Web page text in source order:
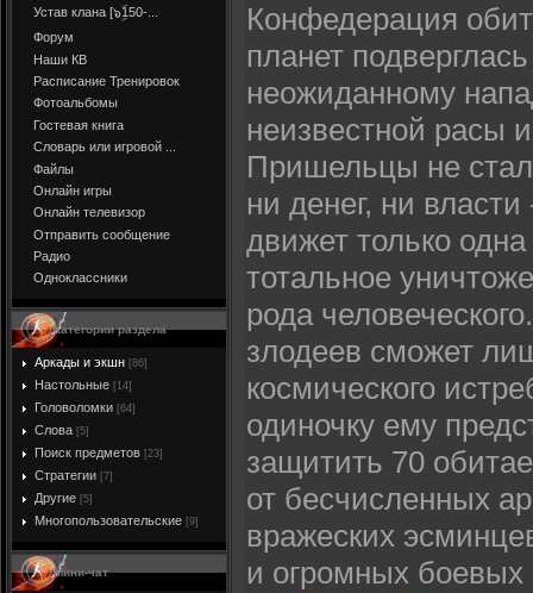
Устав клана [๖ۣۜ150-...
Форум
Наши КВ
Расписание Тренировок
Фотоальбомы
Гостевая книга
Словарь или игровой ...
Файлы
Онлайн игры
Онлайн телевизор
Отправить сообщение
Радио
Одноклассники
Категории раздела
Аркады и экшн [86]
Настольные [14]
Головоломки [64]
Слова [5]
Поиск предметов [23]
Стратегии [7]
Другие [5]
Многопользовательские [9]
Мини-чат
Конфедерация
планет подверглась
неожиданному
неизвестной расы
Пришельцы не
ни денег, ни
движет только
тотальное
рода
злодеев сможет
космического
одиночку ему
защитить 70
от бесчисленных
вражеских
и огромных боевых